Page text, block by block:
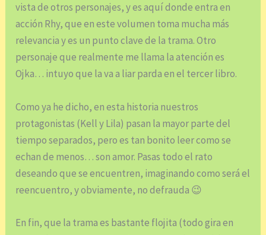
vista de otros personajes, y es aquí donde entra en
acción Rhy, que en este volumen toma mucha más
relevancia y es un punto clave de la trama. Otro
personaje que realmente me llama la atención es
Ojka… intuyo que la va a liar parda en el tercer libro.
Como ya he dicho, en esta historia nuestros
protagonistas (Kell y Lila) pasan la mayor parte del
tiempo separados, pero es tan bonito leer como se
echan de menos… son amor. Pasas todo el rato
deseando que se encuentren, imaginando como será el
reencuentro, y obviamente, no defrauda 😉
En fin, que la trama es bastante flojita (todo gira en